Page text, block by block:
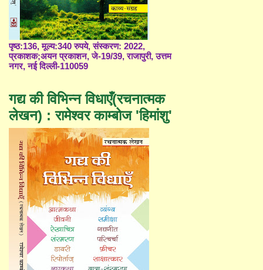
पृष्ठ:136, मूल्य:340 रुपये, संस्करण: 2022,
प्रकाशक;अयन प्रकाशन, जे-19/39, राजापुरी, उत्तम
नगर, नई दिल्ली-110059
गद्य की विभिन्न विधाएँ(रचनात्मक
लेखन) : रामेश्वर काम्बोज 'हिमांशु'